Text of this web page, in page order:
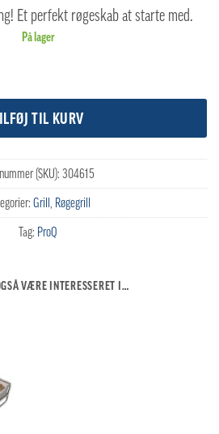
Et perfekt røgeskab at starte med.
På lager
antal
TIL KURV
(SKU): 304615
Grill Røgegrill
Tag: ProQ
VÆRE INTERESSERET I…